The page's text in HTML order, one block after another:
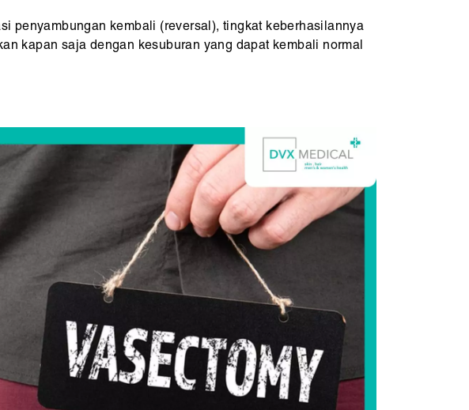
penyambungan kembali (reversal), tingkat keberhasilannya
kapan saja dengan kesuburan yang dapat kembali normal